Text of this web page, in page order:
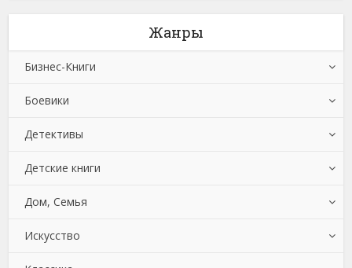
Жанры
Бизнес-Книги
Банковское дело
Бухучет, налогообложение, аудит
Делопроизводство
Зарубежная деловая литература
Корпоративная культура
Боевики
Боевики: Прочее
Криминальные боевики
Триллеры
Детективы
Зарубежные детективы
Иронические детективы
Исторические детективы
Детские книги
Детская проза
Детская фантастика
Дом, Семья
Автомобили и ПДД
Искусство